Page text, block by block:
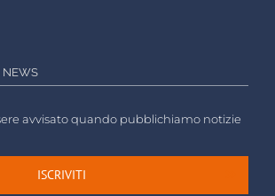
NEWS
avvisato quando pubblichiamo notizie
ISCRIVITI